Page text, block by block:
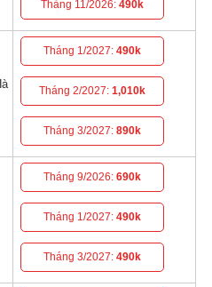
Tháng 11/2026:490k
Tháng 1/2027:490k
Tháng 2/2027:1,010k
Tháng 3/2027:890k
Tháng 9/2026:690k
Tháng 1/2027:490k
Tháng 3/2027:490k